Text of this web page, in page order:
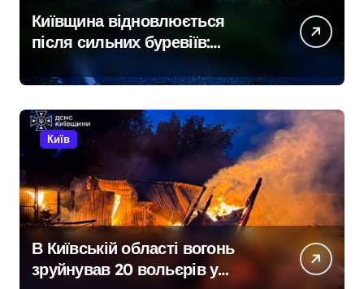
Київщина відновлюється
після сильних буревіїв:
пошкоджено 62 будинки,
понад 18 тисяч родин
залишились без електрики
Київ
В Київській області вогонь
зруйнував 20 вольєрів у